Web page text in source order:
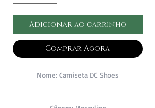
Adicionar ao carrinho
Comprar Agora
Nome: Camiseta DC Shoes